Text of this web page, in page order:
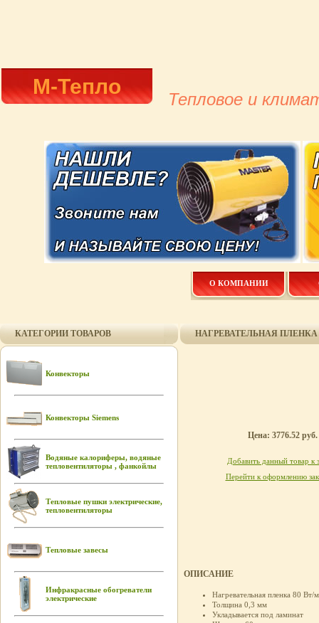
М-Тепло
Тепловое и
О КОМПАНИИ
КАТЕГОРИИ ТОВАРОВ
Конвекторы
Конвекторы Siemens
Водяные калориферы, водяные
тепловентиляторы , фанкойлы
Тепловые пушки электрические,
тепловентиляторы
Тепловые завесы
Инфракрасные обогреватели
электрические
НАГРЕВАТЕЛЬНАЯ ПЛЕНКА
Цена: 3776.52 руб.
Добавить данный товар к
Перейти к оформлению
ОПИСАНИЕ
Нагревательная пленка 80 Вт/м
Толщина 0,3 мм
Укладывается под ламинат